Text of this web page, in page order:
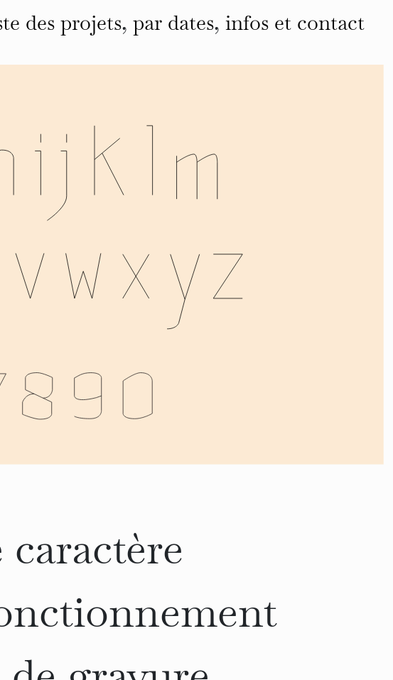
des projets, par dates, infos et contact